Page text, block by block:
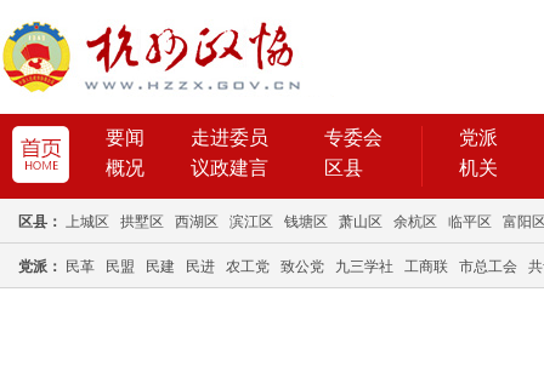
要闻 走进委员
专委会
概况
议政建言 区县
党派
机关
区县： 上城区 拱墅区 西湖区 滨江区 钱塘区 萧山区 余杭区 临平区 富阳
党派： 民革 民盟 民建 民进 农工党 致公党 九三学社 工商联 市总工会